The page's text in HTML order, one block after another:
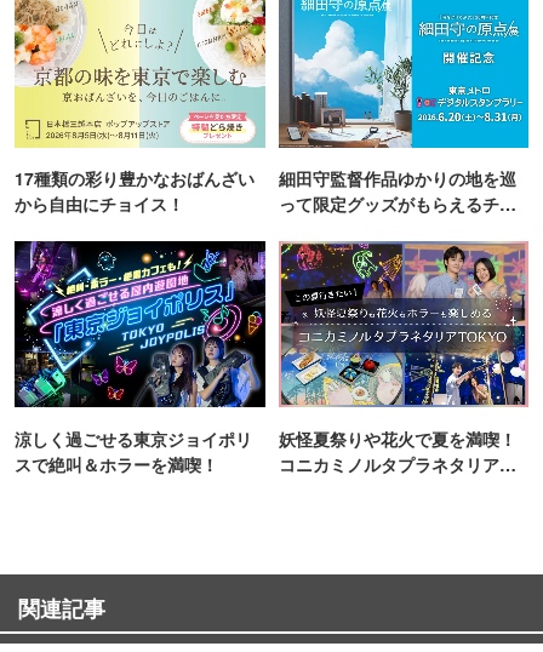
17種類の彩り豊かなおばんざい
から自由にチョイス！
細田守監督作品ゆかりの地を巡
って限定グッズがもらえるチャ
涼しく過ごせる東京ジョイポリ
スで絶叫＆ホラーを満喫！
妖怪夏祭りや花火で夏を満喫！
コニカミノルタプラネタリア
関連記事